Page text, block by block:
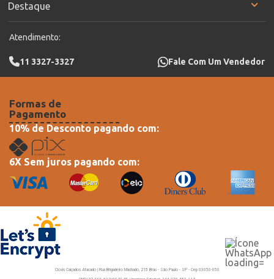
Destaque
Atendimento:
11 3327-3327 Fale Com Um Vendedor
Formas de
Pagamento
10% de Desconto pagando com:
6X Sem juros pagando com:
Clovis Calçados Atacado | Rua Brigadeiro Machado, 215 Brás - São Paulo - SP - Cep 03050-050